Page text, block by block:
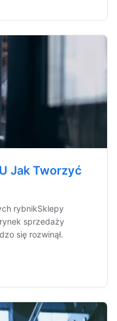
Jak Tworzyć
rybnikSklepy
sprzedaży
się rozwinął.